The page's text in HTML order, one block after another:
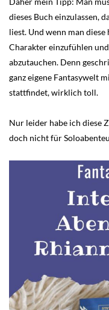
dieses Buch einzulassen,
liest. Und wenn man
Charakter einzufühlen
abzutauchen. Denn
ganz eigene Fantasywelt
stattfindet, wirklich toll.
Nur leider habe ich diese
doch nicht für